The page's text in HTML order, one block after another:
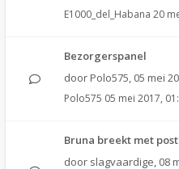
E1000_del_Habana 20
Bezorgerspanel
door Polo575, 05 mei
Polo575 05 mei 2017,
Bruna breekt met
door slagvaardige, 08